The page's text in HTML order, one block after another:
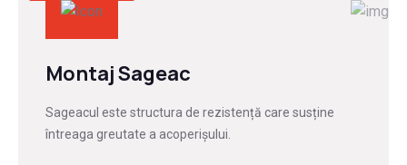
Montaj Sageac
Sageacul este structura de rezistență care susține
întreaga greutate a acoperișului.